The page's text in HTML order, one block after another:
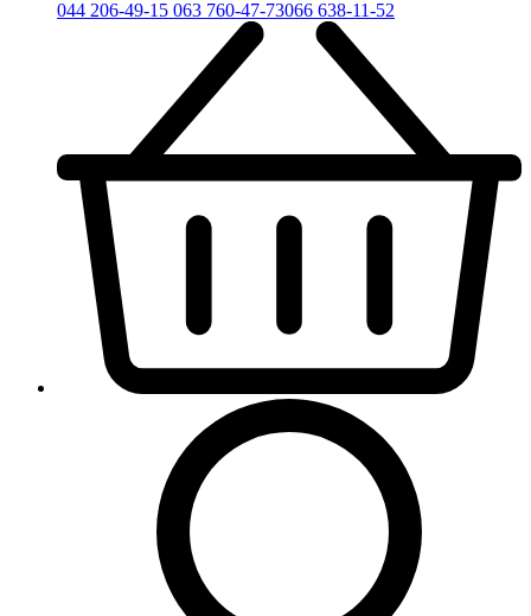
044 206-49-15 063 760-47-73066 638-11-52